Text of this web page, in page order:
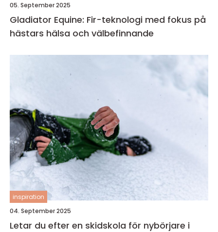
05. September 2025
Gladiator Equine: Fir-teknologi med fokus på
hästars hälsa och välbefinnande
inspiration
04. September 2025
Letar du efter en skidskola för nybörjare i